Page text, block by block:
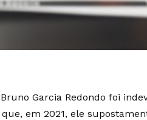
Garcia Redondo foi
em 2021, ele